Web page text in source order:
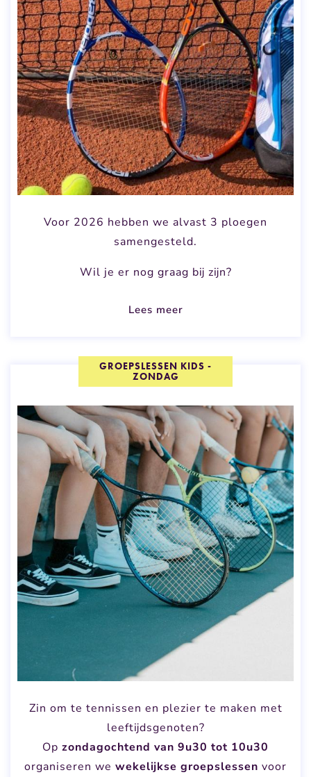
Voor 2026 hebben we alvast 3 ploegen
samengesteld.
Wil je er nog graag bij zijn?
Lees meer
GROEPSLESSEN KIDS -
ZONDAG
Zin om te tennissen en plezier te maken met
leeftijdsgenoten?
Op zondagochtend van 9u30 tot 10u30
organiseren we wekelijkse groepslessen voor